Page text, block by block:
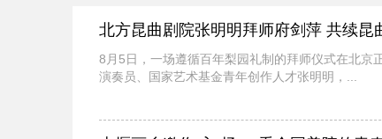
北方昆曲剧院张明明拜师府剑萍 共续昆
8月5日，一场遵循百年梨园礼制的拜师仪式在北京
演奏员、国家艺术基金青年创作人才张明明，...